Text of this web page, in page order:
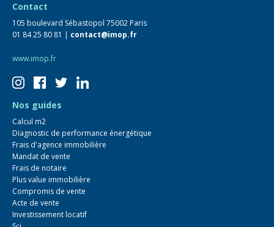
Contact
105 boulevard Sébastopol 75002 Paris
01 84 25 80 81 | contact@imop.fr
www.imop.fr
Nos guides
Calcul m2
Diagnostic de performance énergétique
Frais d'agence immobilière
Mandat de vente
Frais de notaire
Plus value immobilière
Compromis de vente
Acte de vente
Investissement locatif